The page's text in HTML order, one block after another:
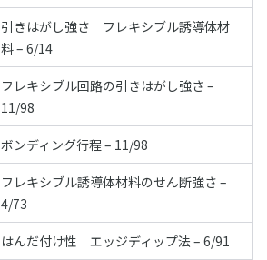
引きはがし強さ フレキシブル誘導体材
料 – 6/14
フレキシブル回路の引きはがし強さ –
11/98
ボンディング行程 – 11/98
フレキシブル誘導体材料のせん断強さ –
4/73
はんだ付け性 エッジディップ法 – 6/91